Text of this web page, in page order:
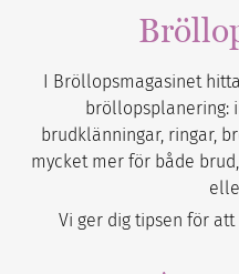
I Bröllopsmagasinet
bröllopsplanering:
brudklänningar, ringar,
mycket mer för både
Vi ger dig tipsen för